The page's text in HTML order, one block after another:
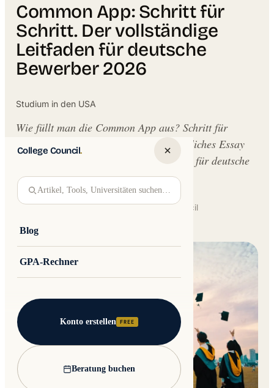
College Council.
Artikel, Tools, Universitäten suchen…
Blog
GPA-Rechner
Konto erstellen FREE
Beratung buchen
Common App: Schritt für
Schritt. Der vollständige
Leitfaden für deutsche
Bewerber 2026
Studium in den USA
Wie füllt man die Common App aus? Schritt für
Schritt durch Profil, Aktivitäten, persönliches Essay
und Supplements. Praktischer Leitfaden für deutsche
Bewerber für ein Studium in den USA.
Written byJakub Andre College Council